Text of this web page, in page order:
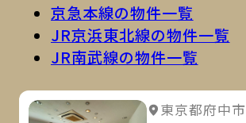
京急本線の物件一覧
JR京浜東北線の物件一覧
JR南武線の物件一覧
詳細を見る
東京都府中市